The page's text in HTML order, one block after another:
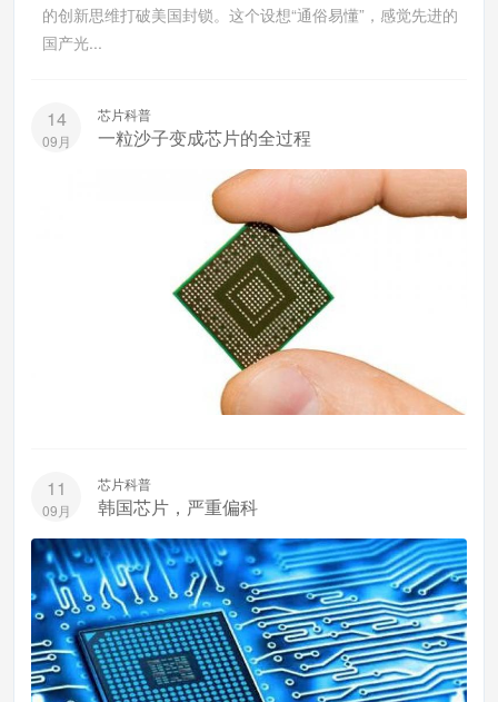
的创新思维打破美国封锁。这个设想“通俗易懂”，感觉先进的
国产光...
14
09月
芯片科普
一粒沙子变成芯片的全过程
11
09月
芯片科普
韩国芯片，严重偏科